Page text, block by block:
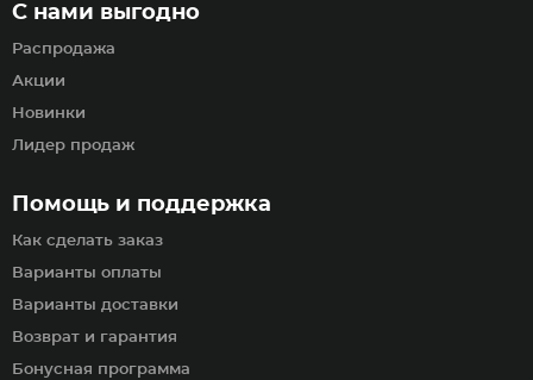
Помощь и поддержка
Как сделать заказ
Варианты оплаты
Варианты доставки
Возврат и гарантия
Бонусная программа
С нами выгодно
Распродажа
Акции
Новинки
Лидер продаж